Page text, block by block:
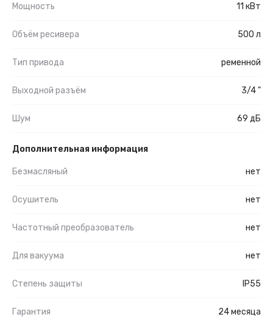
Мощность 11 кВт
Объём ресивера 500 л
Тип привода ременной
Выходной разъём 3/4 "
Шум 69 дБ
Дополнительная информация
Безмасляный нет
Осушитель нет
Частотный преобразователь нет
Для вакуума нет
Степень защиты IP55
Гарантия 24 месяца